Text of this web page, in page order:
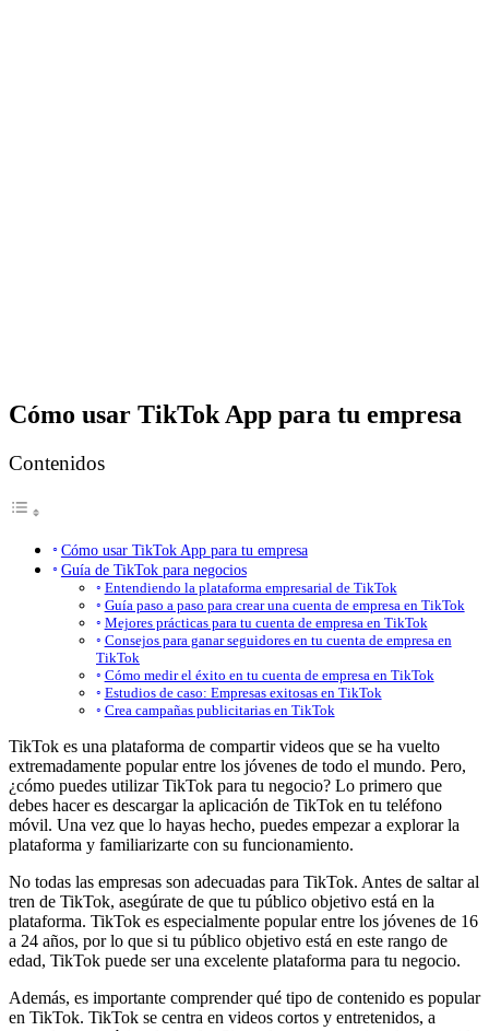
Cómo usar TikTok App para tu empresa
Contenidos
Cómo usar TikTok App para tu empresa
Guía de TikTok para negocios
Entendiendo la plataforma empresarial de TikTok
Guía paso a paso para crear una cuenta de empresa en TikTok
Mejores prácticas para tu cuenta de empresa en TikTok
Consejos para ganar seguidores en tu cuenta de empresa en
TikTok
Cómo medir el éxito en tu cuenta de empresa en TikTok
Estudios de caso: Empresas exitosas en TikTok
Crea campañas publicitarias en TikTok
TikTok es una plataforma de compartir videos que se ha vuelto
extremadamente popular entre los jóvenes de todo el mundo. Pero,
¿cómo puedes utilizar TikTok para tu negocio? Lo primero que
debes hacer es descargar la aplicación de TikTok en tu teléfono
móvil. Una vez que lo hayas hecho, puedes empezar a explorar la
plataforma y familiarizarte con su funcionamiento.
No todas las empresas son adecuadas para TikTok. Antes de saltar al
tren de TikTok, asegúrate de que tu público objetivo está en la
plataforma. TikTok es especialmente popular entre los jóvenes de 16
a 24 años, por lo que si tu público objetivo está en este rango de
edad, TikTok puede ser una excelente plataforma para tu negocio.
Además, es importante comprender qué tipo de contenido es popular
en TikTok. TikTok se centra en videos cortos y entretenidos, a